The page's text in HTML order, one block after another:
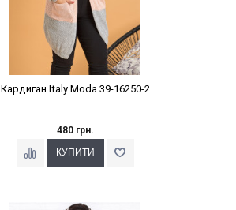
Кардиган Italy Moda 39-16250-2
480 грн.
Наклейки Варіант з %